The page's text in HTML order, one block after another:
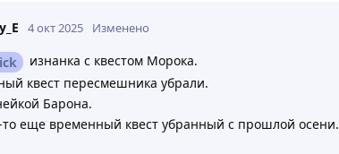
4 окт 2025 Изменено
изнанка с квестом Морока.
квест пересмешника убрали.
Барона.
то еще временный квест убранный с прошлой осени.